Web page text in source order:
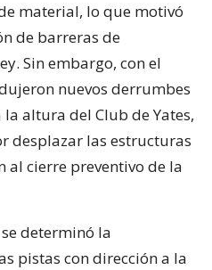
material, lo que motivó
de barreras de
Sin embargo, con el
nuevos derrumbes
altura del Club de Yates,
desplazar las estructuras
cierre preventivo de la
determinó la
pistas con dirección a la